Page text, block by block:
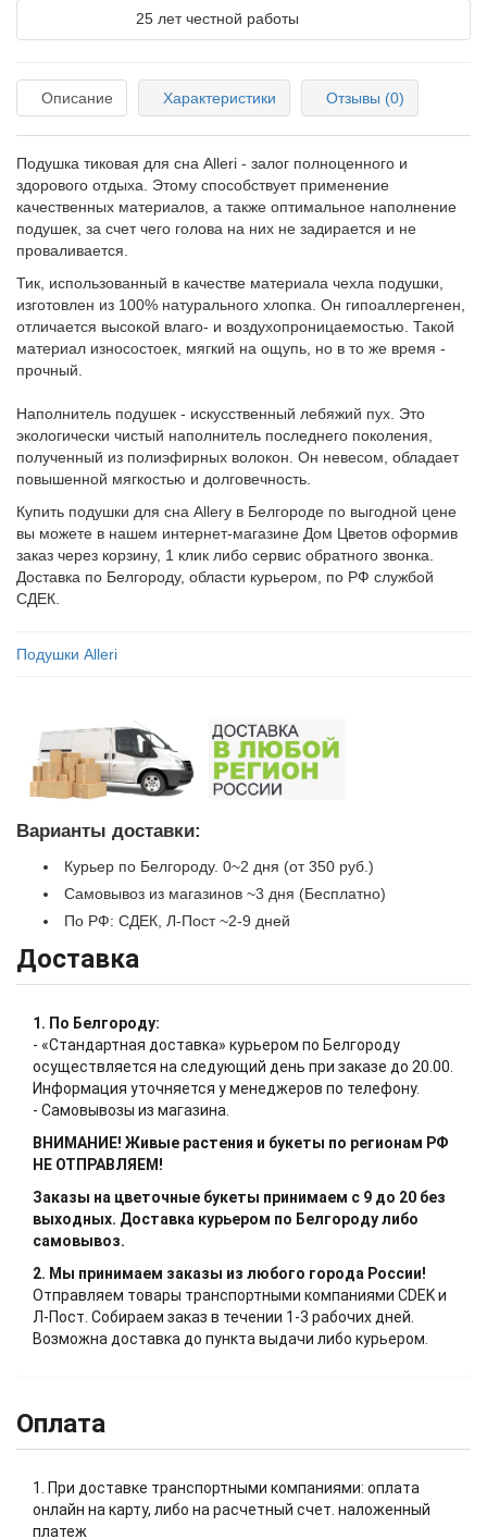
25 лет честной работы
Описание Характеристики Отзывы (0)
Подушка тиковая для сна Alleri - залог полноценного и
здорового отдыха. Этому способствует применение
качественных материалов, а также оптимальное наполнение
подушек, за счет чего голова на них не задирается и не
проваливается.
Тик, использованный в качестве материала чехла подушки,
изготовлен из 100% натурального хлопка. Он гипоаллергенен,
отличается высокой влаго- и воздухопроницаемостью. Такой
материал износостоек, мягкий на ощупь, но в то же время -
прочный.
Наполнитель подушек - искусственный лебяжий пух. Это
экологически чистый наполнитель последнего поколения,
полученный из полиэфирных волокон. Он невесом, обладает
повышенной мягкостью и долговечность.
Купить подушки для сна Allery в Белгороде по выгодной цене
вы можете в нашем интернет-магазине Дом Цветов оформив
заказ через корзину, 1 клик либо сервис обратного звонка.
Доставка по Белгороду, области курьером, по РФ службой
СДЕК.
Подушки Alleri
Варианты доставки:
Курьер по Белгороду. 0~2 дня (от 350 руб.)
Самовывоз из магазинов ~3 дня (Бесплатно)
По РФ: СДЕК, Л-Пост ~2-9 дней
Доставка
1. По Белгороду:
- «Стандартная доставка» курьером по Белгороду
осуществляется на следующий день при заказе до 20.00.
Информация уточняется у менеджеров по телефону.
- Самовывозы из магазина.
ВНИМАНИЕ! Живые растения и букеты по регионам РФ
НЕ ОТПРАВЛЯЕМ!
Заказы на цветочные букеты принимаем с 9 до 20 без
выходных. Доставка курьером по Белгороду либо
самовывоз.
2. Мы принимаем заказы из любого города России!
Отправляем товары транспортными компаниями CDEK и
Л-Пост. Собираем заказ в течении 1-3 рабочих дней.
Возможна доставка до пункта выдачи либо курьером.
Оплата
1. При доставке транспортными компаниями: оплата
онлайн на карту, либо на расчетный счет. наложенный
платеж